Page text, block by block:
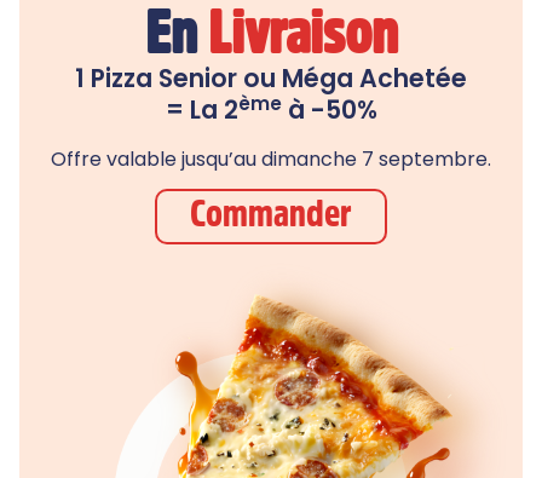
En Livraison
1 Pizza Senior ou Méga Achetée
= La 2èmeà -50%
Offre valable jusqu’au dimanche 7 septembre.
Commander